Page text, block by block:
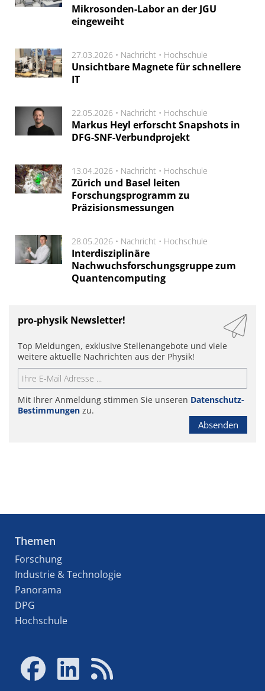
Mikrosonden-Labor an der JGU
eingeweiht
27.03.2026 • Nachricht • Hochschule
Unsichtbare Magnete für schnellere
IT
22.05.2026 • Nachricht • Hochschule
Markus Heyl erforscht Snapshots in
DFG-SNF-Verbundprojekt
13.04.2026 • Nachricht • Hochschule
Zürich und Basel leiten
Forschungsprogramm zu
Präzisionsmessungen
28.05.2026 • Nachricht • Hochschule
Interdisziplinäre
Nachwuchsforschungsgruppe zum
Quantencomputing
pro-physik Newsletter!
Top Meldungen, exklusive Stellenangebote und viele
weitere aktuelle Nachrichten aus der Physik!
Mit Ihrer Anmeldung stimmen Sie unseren Datenschutz-
Bestimmungen zu.
Absenden
Themen
Forschung
Industrie & Technologie
Panorama
DPG
Hochschule